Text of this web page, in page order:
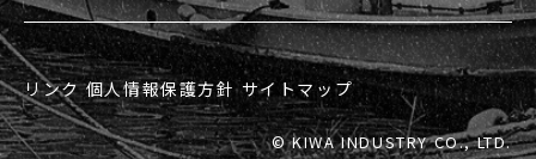
リンク 個人情報保護方針 サイトマップ
© KIWA INDUSTRY CO., LTD.